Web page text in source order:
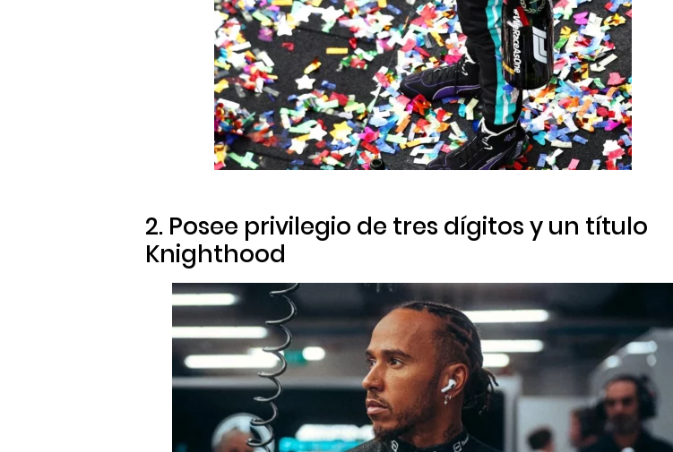
2. Posee privilegio de tres dígitos y un título
Knighthood